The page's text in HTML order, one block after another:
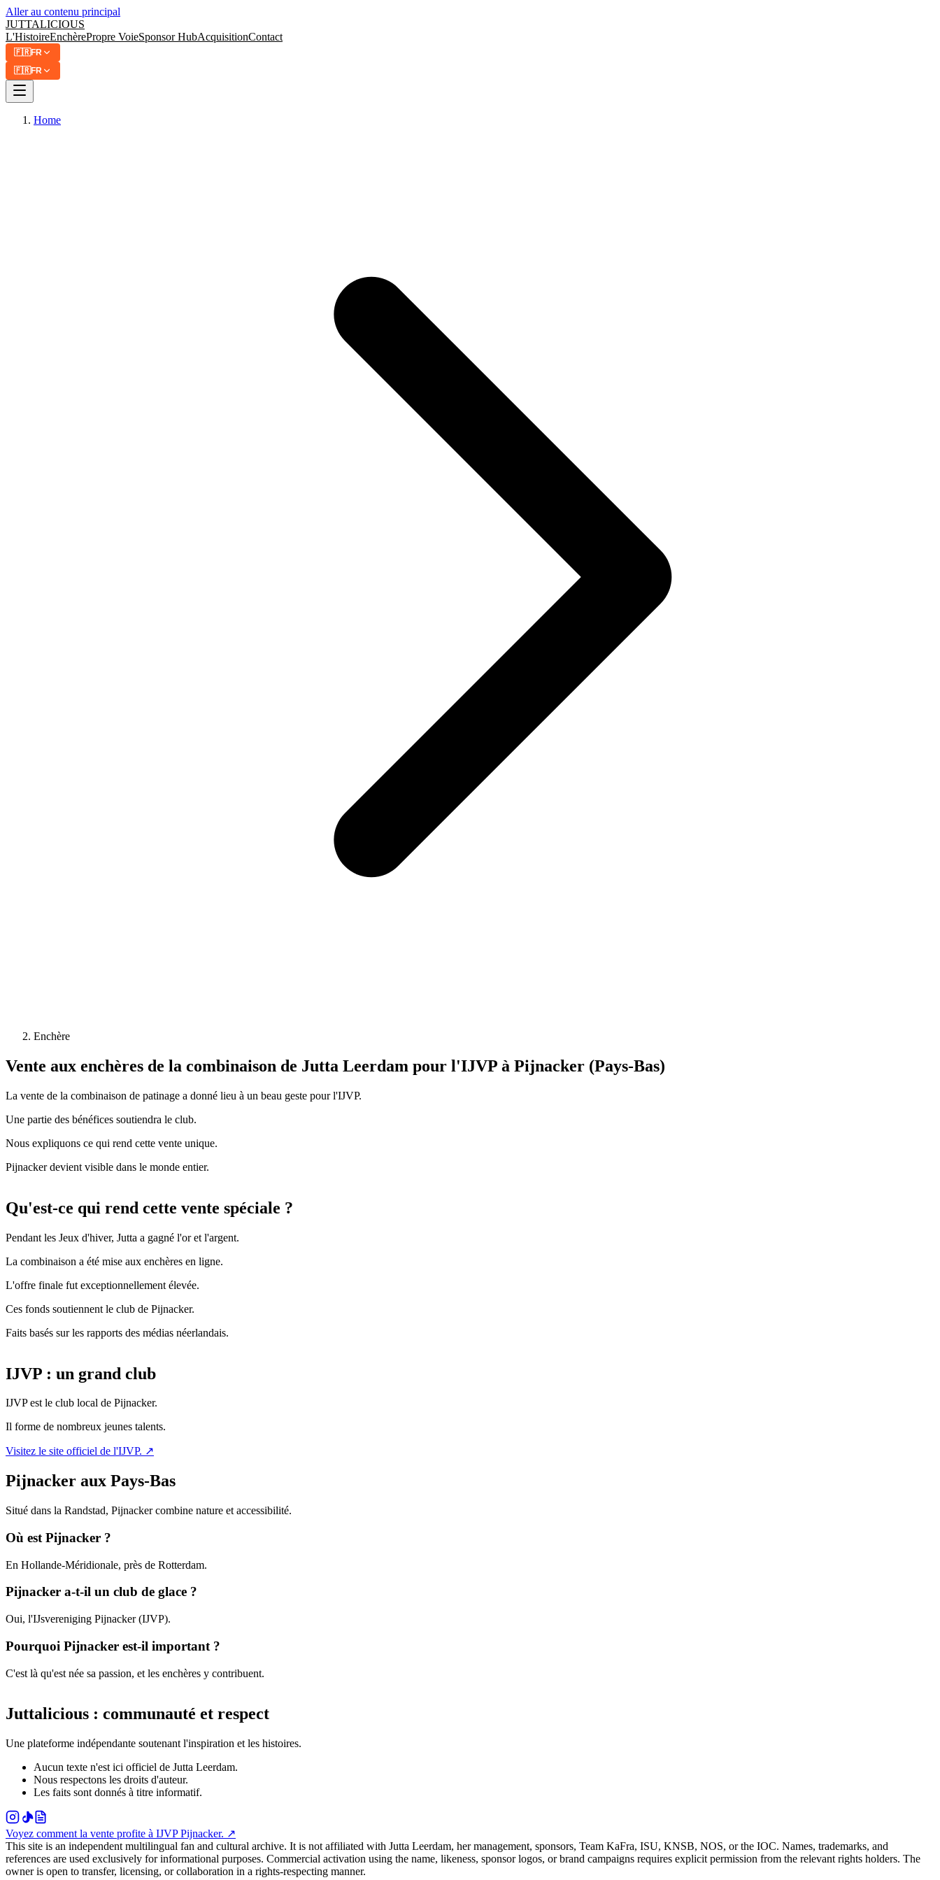
Aller au contenu principal
JUTTALICIOUS
L'HistoireEnchèrePropre VoieSponsor HubAcquisitionContact
🇫🇷FR
🇫🇷FR
Home
Enchère
Vente aux enchères de la combinaison de Jutta Leerdam pour l'IJVP à Pijnacker (Pays-Bas)
La vente de la combinaison de patinage a donné lieu à un beau geste pour l'IJVP.
Une partie des bénéfices soutiendra le club.
Nous expliquons ce qui rend cette vente unique.
Pijnacker devient visible dans le monde entier.
Qu'est-ce qui rend cette vente spéciale ?
Pendant les Jeux d'hiver, Jutta a gagné l'or et l'argent.
La combinaison a été mise aux enchères en ligne.
L'offre finale fut exceptionnellement élevée.
Ces fonds soutiennent le club de Pijnacker.
Faits basés sur les rapports des médias néerlandais.
IJVP : un grand club
IJVP est le club local de Pijnacker.
Il forme de nombreux jeunes talents.
Visitez le site officiel de l'IJVP. ↗
Pijnacker aux Pays-Bas
Situé dans la Randstad, Pijnacker combine nature et accessibilité.
Où est Pijnacker ?
En Hollande-Méridionale, près de Rotterdam.
Pijnacker a-t-il un club de glace ?
Oui, l'IJsvereniging Pijnacker (IJVP).
Pourquoi Pijnacker est-il important ?
C'est là qu'est née sa passion, et les enchères y contribuent.
Juttalicious : communauté et respect
Une plateforme indépendante soutenant l'inspiration et les histoires.
Aucun texte n'est ici officiel de Jutta Leerdam.
Nous respectons les droits d'auteur.
Les faits sont donnés à titre informatif.
Voyez comment la vente profite à IJVP Pijnacker. ↗
This site is an independent multilingual fan and cultural archive. It is not affiliated with Jutta Leerdam, her management, sponsors, Team KaFra, ISU, KNSB, NOS, or the IOC. Names, trademarks, and
references are used exclusively for informational purposes. Commercial activation using the name, likeness, sponsor logos, or brand campaigns requires explicit permission from the relevant rights holders. The
owner is open to transfer, licensing, or collaboration in a rights-respecting manner.